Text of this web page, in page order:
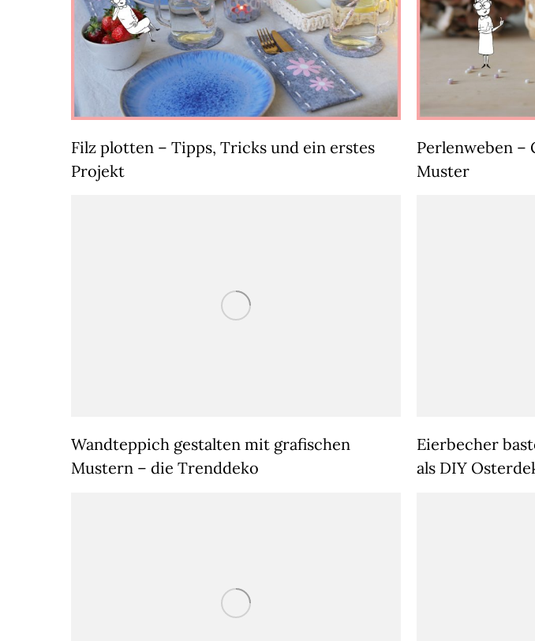
Filz plotten – Tipps, Tricks und ein erstes
Projekt
Perlenweben –
Muster
Wandteppich gestalten mit grafischen
Mustern – die Trenddeko
Eierbecher
als DIY